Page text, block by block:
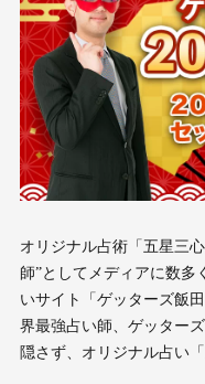
オリジナル占術「五星三
師”としてメディアに数多
いサイト「ゲッターズ飯
界最強占い師、ゲッター
隠さず、オリジナル占い